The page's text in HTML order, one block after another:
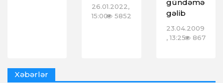
26.01.2022,
15:00 5852
gündəmə
gəlib
23.04.2009
, 13:25
867
Xəbərlər